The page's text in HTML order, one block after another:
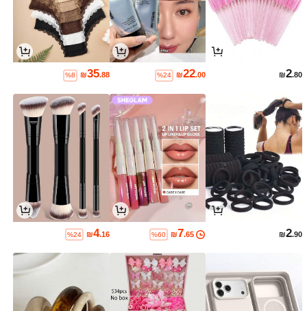
₪2.80
₪22.00
%24
₪35.88
%8
₪2.90
₪7.65
%60
₪4.16
%24